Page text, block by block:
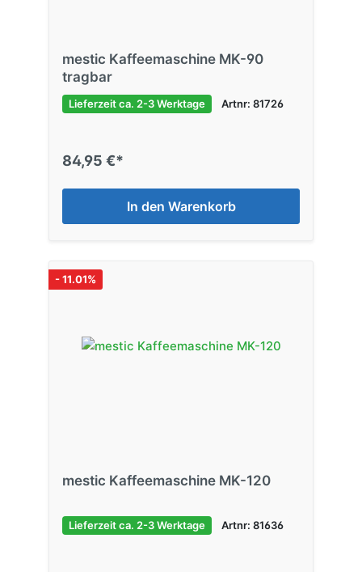
mestic Kaffeemaschine MK-90
tragbar
Lieferzeit ca. 2-3 Werktage Artnr: 81726
84,95 €*
In den Warenkorb
- 11.01%
mestic Kaffeemaschine MK-120
Lieferzeit ca. 2-3 Werktage Artnr: 81636